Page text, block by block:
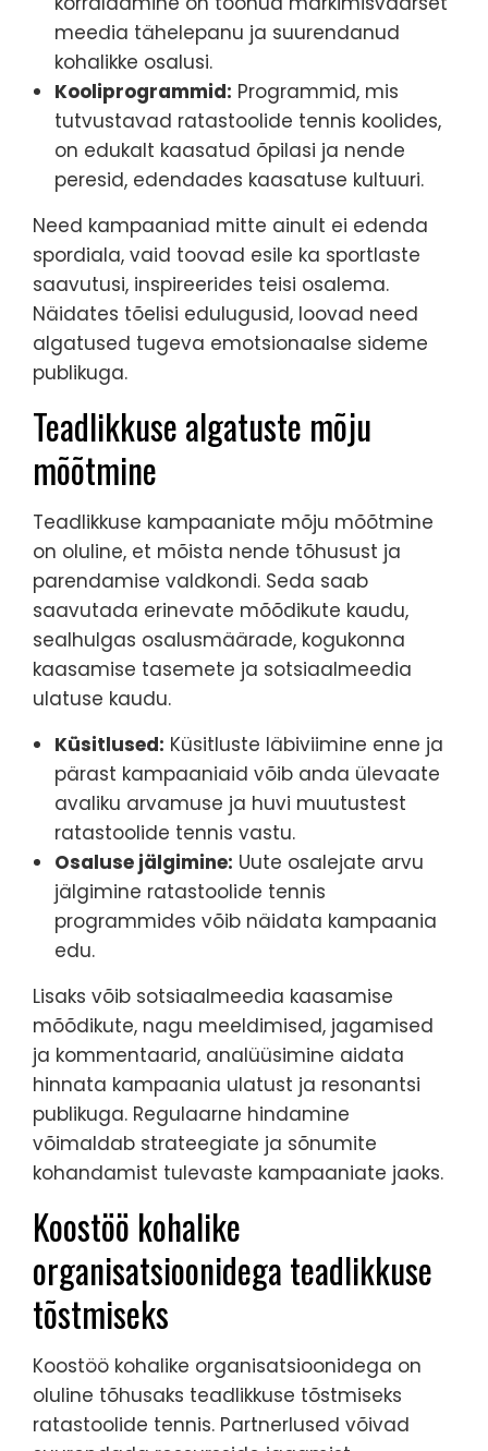
meedia tähelepanu ja suurendanud
kohalikke osalusi.
Kooliprogrammid: Programmid, mis
tutvustavad ratastoolide tennis koolides,
on edukalt kaasatud õpilasi ja nende
peresid, edendades kaasatuse kultuuri.
Need kampaaniad mitte ainult ei edenda
spordiala, vaid toovad esile ka sportlaste
saavutusi, inspireerides teisi osalema.
Näidates tõelisi edulugusid, loovad need
algatused tugeva emotsionaalse sideme
publikuga.
Teadlikkuse algatuste mõju
mõõtmine
Teadlikkuse kampaaniate mõju mõõtmine
on oluline, et mõista nende tõhusust ja
parendamise valdkondi. Seda saab
saavutada erinevate mõõdikute kaudu,
sealhulgas osalusmäärade, kogukonna
kaasamise tasemete ja sotsiaalmeedia
ulatuse kaudu.
Küsitlused: Küsitluste läbiviimine enne ja
pärast kampaaniaid võib anda ülevaate
avaliku arvamuse ja huvi muutustest
ratastoolide tennis vastu.
Osaluse jälgimine: Uute osalejate arvu
jälgimine ratastoolide tennis
programmides võib näidata kampaania
edu.
Lisaks võib sotsiaalmeedia kaasamise
mõõdikute, nagu meeldimised, jagamised
ja kommentaarid, analüüsimine aidata
hinnata kampaania ulatust ja resonantsi
publikuga. Regulaarne hindamine
võimaldab strateegiate ja sõnumite
kohandamist tulevaste kampaaniate jaoks.
Koostöö kohalike
organisatsioonidega teadlikkuse
tõstmiseks
Koostöö kohalike organisatsioonidega on
oluline tõhusaks teadlikkuse tõstmiseks
ratastoolide tennis. Partnerlused võivad